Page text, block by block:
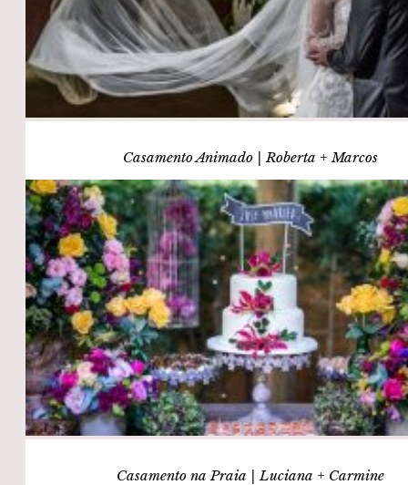
Casamento Animado | Roberta + Marcos
Casamento na Praia | Luciana + Carmine